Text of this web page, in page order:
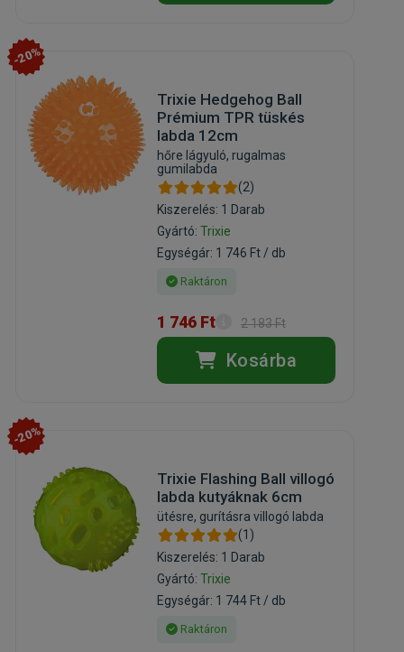
-20%
Trixie Hedgehog Ball
Prémium TPR tüskés
labda 12cm
hőre lágyuló, rugalmas
gumilabda
(2)
Kiszerelés: 1 Darab
Gyártó: Trixie
Egységár: 1 746 Ft / db
Raktáron
1 746 Ft 2 183 Ft
Kosárba
-20%
Trixie Flashing Ball villogó
labda kutyáknak 6cm
ütésre, gurításra villogó labda
(1)
Kiszerelés: 1 Darab
Gyártó: Trixie
Egységár: 1 744 Ft / db
Raktáron